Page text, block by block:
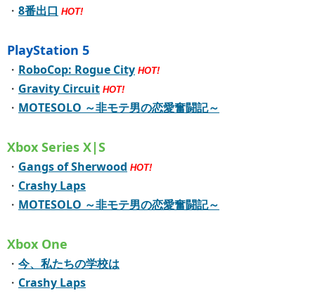
・ 8番出口 HOT!
PlayStation 5
・ RoboCop: Rogue City HOT!
・ Gravity Circuit HOT!
・ MOTESOLO ～非モテ男の恋愛奮闘記～
Xbox Series X|S
・ Gangs of Sherwood HOT!
・ Crashy Laps
・ MOTESOLO ～非モテ男の恋愛奮闘記～
Xbox One
・ 今、私たちの学校は
・ Crashy Laps